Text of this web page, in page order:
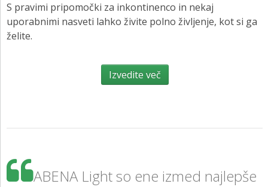
S pravimi pripomočki za inkontinenco in nekaj
uporabnimi nasveti lahko živite polno življenje, kot si ga
želite.
Izvedite več
ABENA Light so ene izmed najlepše